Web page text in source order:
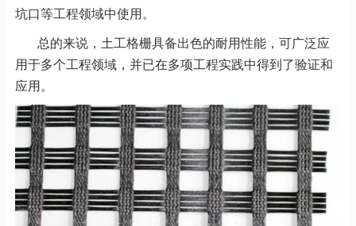
坑口等工程领域中使用。
总的来说，土工格栅具备出色的耐用性能，可广泛应
用于多个工程领域，并已在多项工程实践中得到了验证和
应用。